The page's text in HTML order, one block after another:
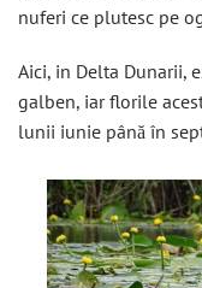
nuferi ce plutesc pe
Aici, in Delta Dunarii,
galben, iar florile
lunii iunie până în